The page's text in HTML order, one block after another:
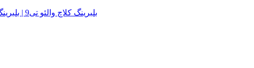
بلبرینگ کلاچ والئو تی9 | بلبرینگ کلاچ والئو کی ام سی تی 8 | بلبرینگ کلاچ والئو جک تی 8